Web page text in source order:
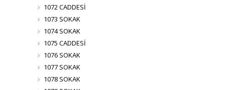
1072 CADDESİ
1073 SOKAK
1074 SOKAK
1075 CADDESİ
1076 SOKAK
1077 SOKAK
1078 SOKAK